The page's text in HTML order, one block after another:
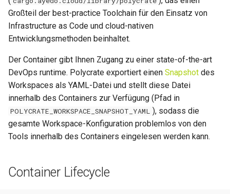
i
a
l
i
i
r
Configuration Management
Utilities
Database Clients
Netzwerk-Tools
Python Libraries
Ansible Collections
Ansible Roles
MCP Server
Operator
Registry
Loopback-Integration
Domains & DNS
Kubernetes Volumes
LoadBalancer
PoPs & Provider
Endpoint-Monitoring
0.38.0
0.37.1
0.37.0
0.36.0
0.35.2
0.15.4
0.15.2
0.15.1
0.15.0
0.14.17
Deployment vs.
Chart-Helper
Helper-Funktionen ServiceMonitor
Vulnerability Management
Cryptography
Network Security
SBOM
Capacity Management
Disaster Recovery
Runbooks
Troubleshooting
Großteil der best-practice Toolchain für den Einsatz von
Infrastructure as Code und cloud-nativen
Entwicklungsmethoden beinhaltet.
Der Container gibt Ihnen Zugang zu einer state-of-the-art
DevOps runtime. Polycrate exportiert einen Snapshot des
Workspaces als YAML-Datei und stellt diese Datei
innerhalb des Containers zur Verfügung (Pfad in
POLYCRATE_WORKSPACE_SNAPSHOT_YAML ), sodass die
gesamte Workspace-Konfiguration problemlos von den
Tools innerhalb des Containers eingelesen werden kann.
Container Lifecycle